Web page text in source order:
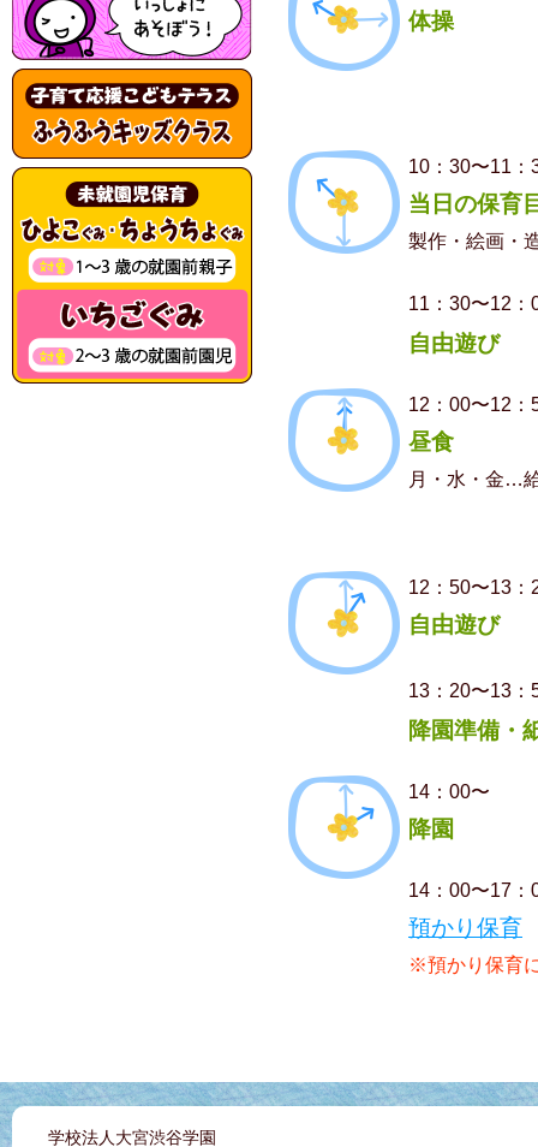
体操
10：30〜11：
当日の保育
製作・絵画・
11：30〜12：
自由遊び
12：00〜12：
昼食
月・水・金…
12：50〜13：
自由遊び
13：20〜13：
降園準備・
14：00〜
降園
14：00〜17：
預かり保育
※預かり保育
学校法人大宮渋谷学園